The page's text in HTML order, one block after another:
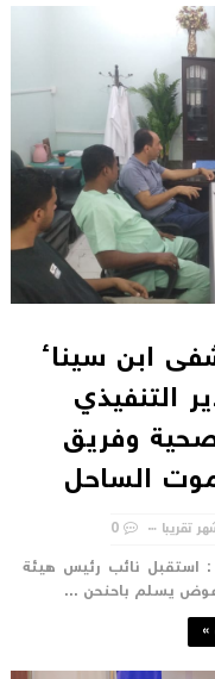
ابن سيناء
التنفيذي
وفريق
الساحل
0
نائب رئيس هيئة
يسلم باحنحن ...